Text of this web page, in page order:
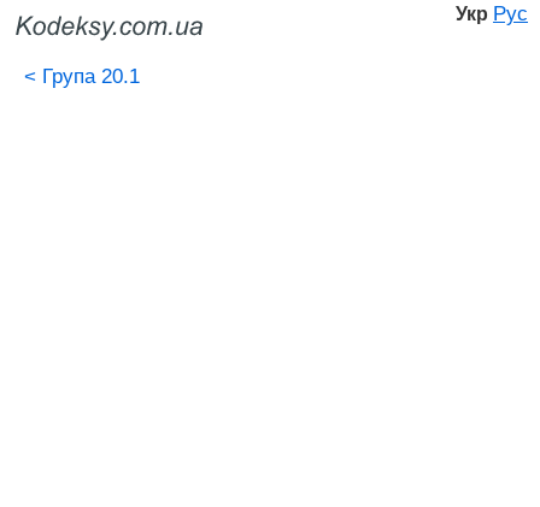
Укр Рус
< Група 20.1